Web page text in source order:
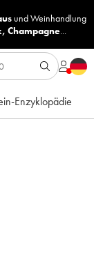
undWeinhandlung
, Champagne...
Enzyklopädie